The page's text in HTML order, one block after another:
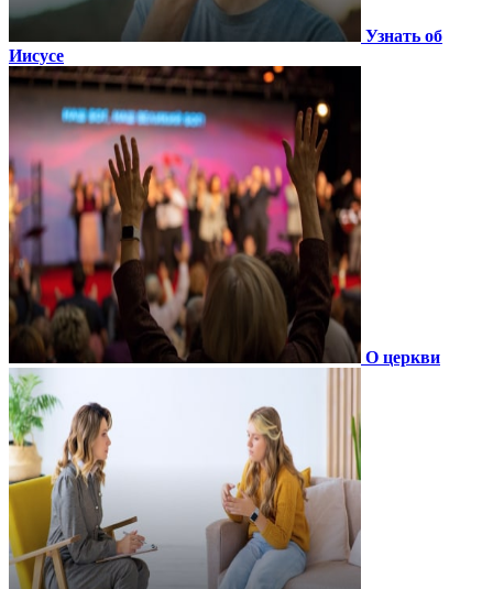
Узнать об
Иисусе
О церкви